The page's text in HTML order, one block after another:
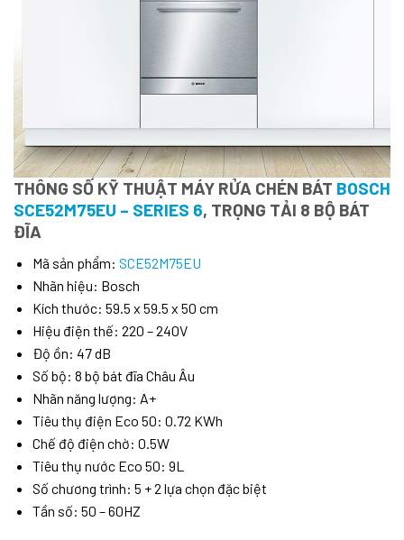
THÔNG SỐ KỸ THUẬT MÁY RỬA CHÉN BÁT BOSCH
SCE52M75EU – SERIES 6, TRỌNG TẢI 8 BỘ BÁT
ĐĨA
Mã sản phẩm: SCE52M75EU
Nhãn hiệu: Bosch
Kích thước: 59.5 x 59.5 x 50 cm
Hiệu điện thế: 220 – 240V
Độ ồn: 47 dB
Số bộ: 8 bộ bát đĩa Châu Âu
Nhãn năng lượng: A+
Tiêu thụ điện Eco 50: 0.72 KWh
Chế độ điện chờ: 0.5W
Tiêu thụ nước Eco 50: 9L
Số chương trình: 5 + 2 lựa chọn đặc biệt
Tần số: 50 – 60HZ